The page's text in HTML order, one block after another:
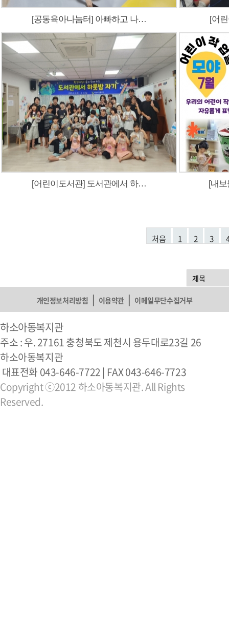
[공동육아나눔터] 아빠하고 나… [어
[어린이도서관] 도서관에서 하… [내
처음 1 2 3
개인정보처리방침 | 이용약관| 이메일무단수집거부
하소아동복지관
주소 : 우. 27161 충청북도 제천시 용두대로23길 26
하소아동복지관
대표전화 043-646-7722 | FAX 043-646-7723
Copyright ⓒ2012 하소아동복지관. All Rights
Reserved.